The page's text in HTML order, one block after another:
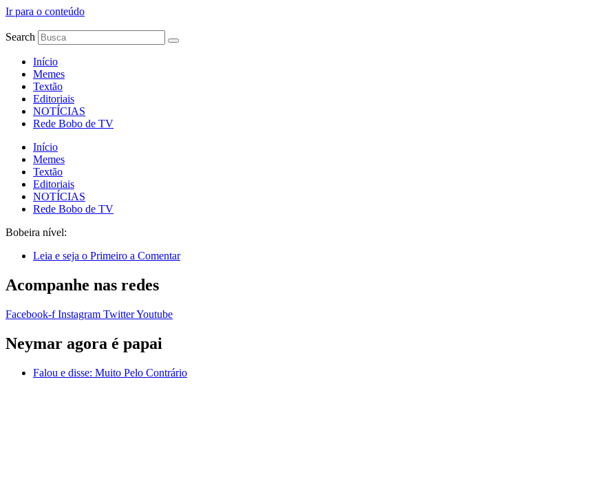
Ir para o conteúdo
Search
Início
Memes
Textão
Editoriais
NOTÍCIAS
Rede Bobo de TV
Início
Memes
Textão
Editoriais
NOTÍCIAS
Rede Bobo de TV
Bobeira nível:
Leia e seja o Primeiro a Comentar
Acompanhe nas redes
Facebook-f Instagram TwitterYoutube
Neymar agora é papai
Falou e disse: Muito Pelo Contrário